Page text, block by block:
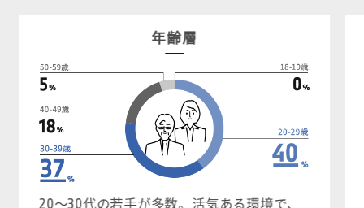
年齢層
20～30代の若手が多数。活気ある環境で、